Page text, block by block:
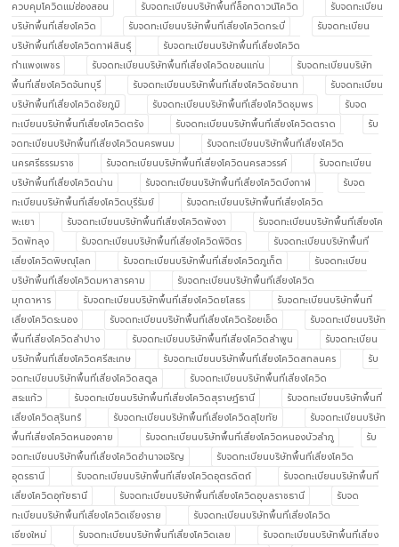
ควบคุมโควิดแม่ฮ่องสอน รับจดทะเบียนบริษัทพื้นที่ล็อกดาวน์โควิด
รับจดทะเบียน
บริษัทพื้นที่เสี่ยงโควิด
รับจดทะเบียนบริษัทพื้นที่เสี่ยงโควิดกระบี่
รับจดทะเบียน
บริษัทพื้นที่เสี่ยงโควิดกาฬสินธุ์
รับจดทะเบียนบริษัทพื้นที่เสี่ยงโควิด
กำแพงเพชร
รับจดทะเบียนบริษัทพื้นที่เสี่ยงโควิดขอนแก่น
รับจดทะเบียนบริษัท
พื้นที่เสี่ยงโควิดจันทบุรี
รับจดทะเบียนบริษัทพื้นที่เสี่ยงโควิดชัยนาท
รับจดทะเบียน
บริษัทพื้นที่เสี่ยงโควิดชัยภูมิ
รับจดทะเบียนบริษัทพื้นที่เสี่ยงโควิดชุมพร
รับจด
ทะเบียนบริษัทพื้นที่เสี่ยงโควิดตรัง
รับจดทะเบียนบริษัทพื้นที่เสี่ยงโควิดตราด
รับ
จดทะเบียนบริษัทพื้นที่เสี่ยงโควิดนครพนม
รับจดทะเบียนบริษัทพื้นที่เสี่ยงโควิด
นครศรีธรรมราช
รับจดทะเบียนบริษัทพื้นที่เสี่ยงโควิดนครสวรรค์
รับจดทะเบียน
บริษัทพื้นที่เสี่ยงโควิดน่าน
รับจดทะเบียนบริษัทพื้นที่เสี่ยงโควิดบึงกาฬ
รับจด
ทะเบียนบริษัทพื้นที่เสี่ยงโควิดบุรีรัมย์
รับจดทะเบียนบริษัทพื้นที่เสี่ยงโควิด
พะเยา
รับจดทะเบียนบริษัทพื้นที่เสี่ยงโควิดพังงา
รับจดทะเบียนบริษัทพื้นที่เสี่ยงโค
วิดพัทลุง
รับจดทะเบียนบริษัทพื้นที่เสี่ยงโควิดพิจิตร
รับจดทะเบียนบริษัทพื้นที่
เสี่ยงโควิดพิษณุโลก
รับจดทะเบียนบริษัทพื้นที่เสี่ยงโควิดภูเก็ต
รับจดทะเบียน
บริษัทพื้นที่เสี่ยงโควิดมหาสารคาม
รับจดทะเบียนบริษัทพื้นที่เสี่ยงโควิด
มุกดาหาร
รับจดทะเบียนบริษัทพื้นที่เสี่ยงโควิดยโสธร
รับจดทะเบียนบริษัทพื้นที่
เสี่ยงโควิดระนอง
รับจดทะเบียนบริษัทพื้นที่เสี่ยงโควิดร้อยเอ็ด
รับจดทะเบียนบริษัท
พื้นที่เสี่ยงโควิดลำปาง
รับจดทะเบียนบริษัทพื้นที่เสี่ยงโควิดลำพูน
รับจดทะเบียน
บริษัทพื้นที่เสี่ยงโควิดศรีสะเกษ
รับจดทะเบียนบริษัทพื้นที่เสี่ยงโควิดสกลนคร
รับ
จดทะเบียนบริษัทพื้นที่เสี่ยงโควิดสตูล
รับจดทะเบียนบริษัทพื้นที่เสี่ยงโควิด
สระแก้ว
รับจดทะเบียนบริษัทพื้นที่เสี่ยงโควิดสุราษฎ์ธานี
รับจดทะเบียนบริษัทพื้นที่
เสี่ยงโควิดสุรินทร์
รับจดทะเบียนบริษัทพื้นที่เสี่ยงโควิดสุโขทัย
รับจดทะเบียนบริษัท
พื้นที่เสี่ยงโควิดหนองคาย
รับจดทะเบียนบริษัทพื้นที่เสี่ยงโควิดหนองบัวลำภู
รับ
จดทะเบียนบริษัทพื้นที่เสี่ยงโควิดอำนาจเจริญ
รับจดทะเบียนบริษัทพื้นที่เสี่ยงโควิด
อุดรธานี
รับจดทะเบียนบริษัทพื้นที่เสี่ยงโควิดอุตรดิตถ์
รับจดทะเบียนบริษัทพื้นที่
เสี่ยงโควิดอุทัยธานี
รับจดทะเบียนบริษัทพื้นที่เสี่ยงโควิดอุบลราชธานี
รับจด
ทะเบียนบริษัทพื้นที่เสี่ยงโควิดเชียงราย
รับจดทะเบียนบริษัทพื้นที่เสี่ยงโควิด
เชียงใหม่
รับจดทะเบียนบริษัทพื้นที่เสี่ยงโควิดเลย
รับจดทะเบียนบริษัทพื้นที่เสี่ยง